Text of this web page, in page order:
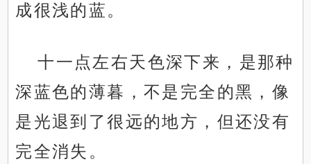
成很浅的蓝。
十一点左右天色深下来，是那种
深蓝色的薄暮，不是完全的黑，像
是光退到了很远的地方，但还没有
完全消失。